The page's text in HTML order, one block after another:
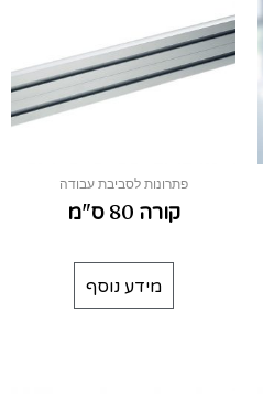
פתרונות לסביבת עבודה
קורה 80 ס"מ
מידע נוסף